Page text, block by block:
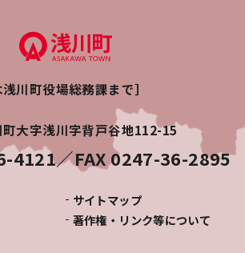
川町役場総務課まで］
大字浅川字背戸谷地112-15
4121／FAX 0247-36-2895
サイトマップ
著作権・リンク等について